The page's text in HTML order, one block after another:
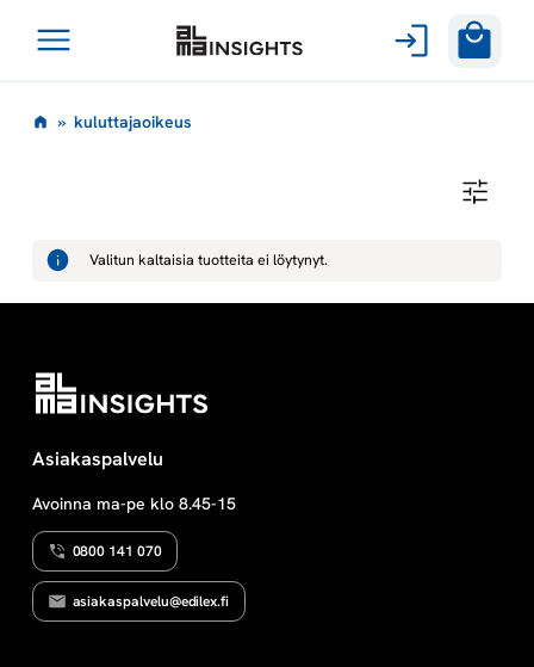
sisältöön
Avaa
k
u
t
t
a
j
a
» kuluttajaoikeus
U
T
A
I
K
E
S
Valitun kaltaisia tuotteita ei löytynyt.
Asiakaspalvelu
Avoinna ma-pe klo 8.45-15
0800 141 070
asiakaspalvelu@edilex.fi